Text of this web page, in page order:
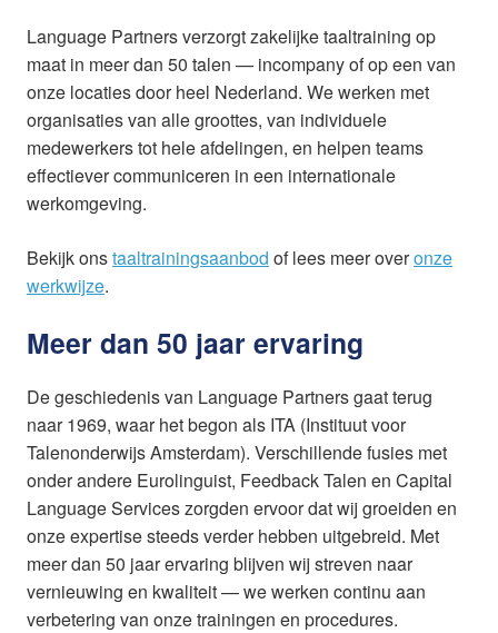
Language Partners verzorgt zakelijke taaltraining op
maat in meer dan 50 talen — incompany of op een van
onze locaties door heel Nederland. We werken met
organisaties van alle groottes, van individuele
medewerkers tot hele afdelingen, en helpen teams
effectiever communiceren in een internationale
werkomgeving.
Bekijk onstaaltrainingsaanbod of lees meer overonze
werkwijze.
Meer dan 50 jaar ervaring
De geschiedenis van Language Partners gaat terug
naar 1969, waar het begon als ITA (Instituut voor
Talenonderwijs Amsterdam). Verschillende fusies met
onder andere Eurolinguist, Feedback Talen en Capital
Language Services zorgden ervoor dat wij groeiden en
onze expertise steeds verder hebben uitgebreid. Met
meer dan 50 jaar ervaring blijven wij streven naar
vernieuwing en kwaliteit — we werken continu aan
verbetering van onze trainingen en procedures.